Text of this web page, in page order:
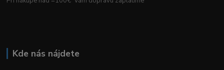
Kde nás nájdete